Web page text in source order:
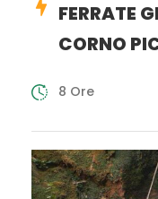
FERRATE
CORNO
8 Ore